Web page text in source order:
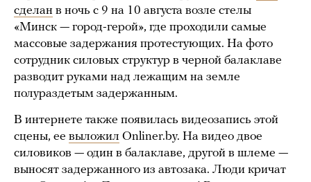
сделан в ночь с 9 на 10 августа возле стелы
«Минск — город-герой», где проходили самые
массовые задержания протестующих. На фото
сотрудник силовых структур в черной балаклаве
разводит руками над лежащим на земле
полураздетым задержанным.
В интернете также появилась видеозапись этой
сцены, ее выложил Onliner.by. На видео двое
силовиков — один в балаклаве, другой в шлеме —
выносят задержанного из автозака. Люди кричат